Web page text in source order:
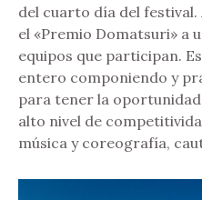
del cuarto día del
el «Premio Domatsuri» a
equipos que participan.
entero componiendo y
para tener la
alto nivel de
música y coreografía,